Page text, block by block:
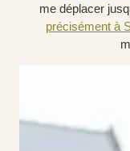
me déplacer
précisément à